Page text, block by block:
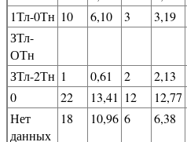
1Тл-0Тн 10 6,10 3 3,19
ЗТл-
ОТн
ЗТл-2Тн 1 0,61 2
2,13
0
22 13,41 12 12,77
Нет
данных
18 10,96 6 6,38